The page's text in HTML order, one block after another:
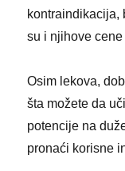
kontraindikacija,
su i njihove
Osim lekova,
šta možete da
potencije na
pronaći korisne